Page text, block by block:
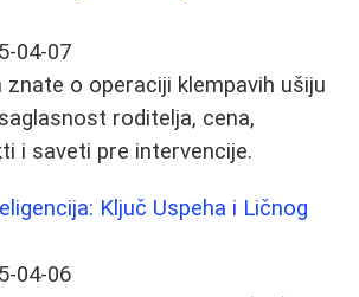
04-07
o operaciji klempavih ušiju
roditelja, cena,
i saveti pre intervencije.
Ključ Uspeha i Ličnog
04-06